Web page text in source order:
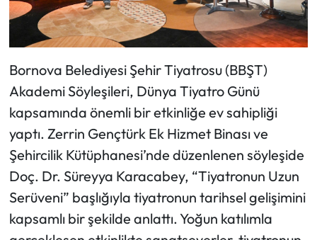
Bornova Belediyesi Şehir Tiyatrosu (BBŞT)
Akademi Söyleşileri, Dünya Tiyatro Günü
kapsamında önemli bir etkinliğe ev sahipliği
yaptı. Zerrin Gençtürk Ek Hizmet Binası ve
Şehircilik Kütüphanesi’nde düzenlenen söyleşide
Doç. Dr. Süreyya Karacabey, “Tiyatronun Uzun
Serüveni” başlığıyla tiyatronun tarihsel gelişimini
kapsamlı bir şekilde anlattı. Yoğun katılımla